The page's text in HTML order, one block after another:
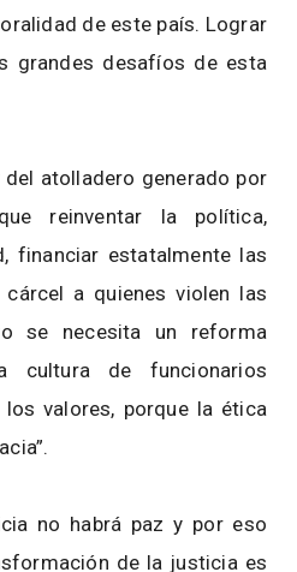
de este país. Lograr
grandes desafíos de esta
atolladero generado por
reinventar la política,
financiar estatalmente las
a quienes violen las
se necesita un reforma
cultura de funcionarios
valores, porque la ética
no habrá paz y por eso
de la justicia es